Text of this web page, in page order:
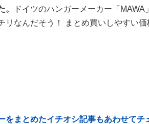
ドイツのハンガーメーカー「
リなんだそう！ まとめ買いしやすい
をまとめたイチオシ記事もあわせてチ